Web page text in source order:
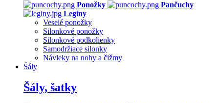
Ponožky
Pančuchy
Legíny
Veselé ponožky
Silonkové ponožky
Silonkové podkolienky
Samodržiace silonky
Návleky na nohy a čižmy
Šály
Šály, šatky